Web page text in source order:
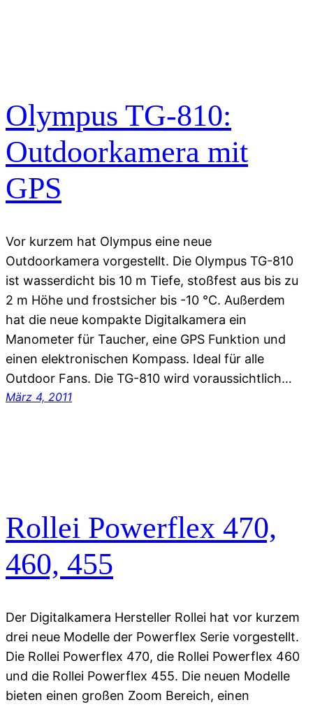
Olympus TG-810:
Outdoorkamera mit
GPS
Vor kurzem hat Olympus eine neue
Outdoorkamera vorgestellt. Die Olympus TG-810
ist wasserdicht bis 10 m Tiefe, stoßfest aus bis zu
2 m Höhe und frostsicher bis -10 °C. Außerdem
hat die neue kompakte Digitalkamera ein
Manometer für Taucher, eine GPS Funktion und
einen elektronischen Kompass. Ideal für alle
Outdoor Fans. Die TG-810 wird voraussichtlich…
März 4, 2011
Rollei Powerflex 470,
460, 455
Der Digitalkamera Hersteller Rollei hat vor kurzem
drei neue Modelle der Powerflex Serie vorgestellt.
Die Rollei Powerflex 470, die Rollei Powerflex 460
und die Rollei Powerflex 455. Die neuen Modelle
bieten einen großen Zoom Bereich, einen